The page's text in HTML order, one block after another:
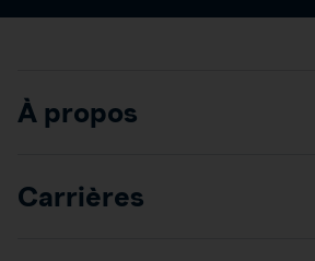
À propos
Carrières